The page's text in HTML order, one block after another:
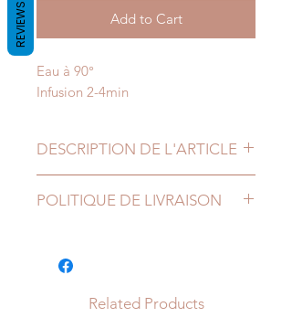
Add to Cart
Eau à 90°
Infusion 2-4min
DESCRIPTION DE L'ARTICLE
POLITIQUE DE LIVRAISON
Belgique mais également en
France, au Luxembourg, au Pays-
Bas et en Allemagne via Bpost. Si
Related Products
REVIEWS